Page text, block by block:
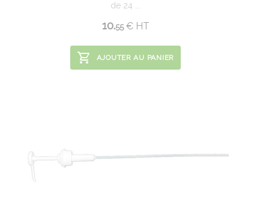
de 24 ...
10.55 €HT
AJOUTER AU PANIER